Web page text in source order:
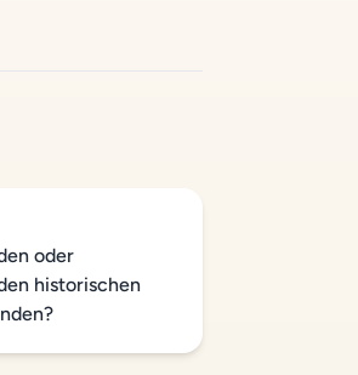
oder
historischen